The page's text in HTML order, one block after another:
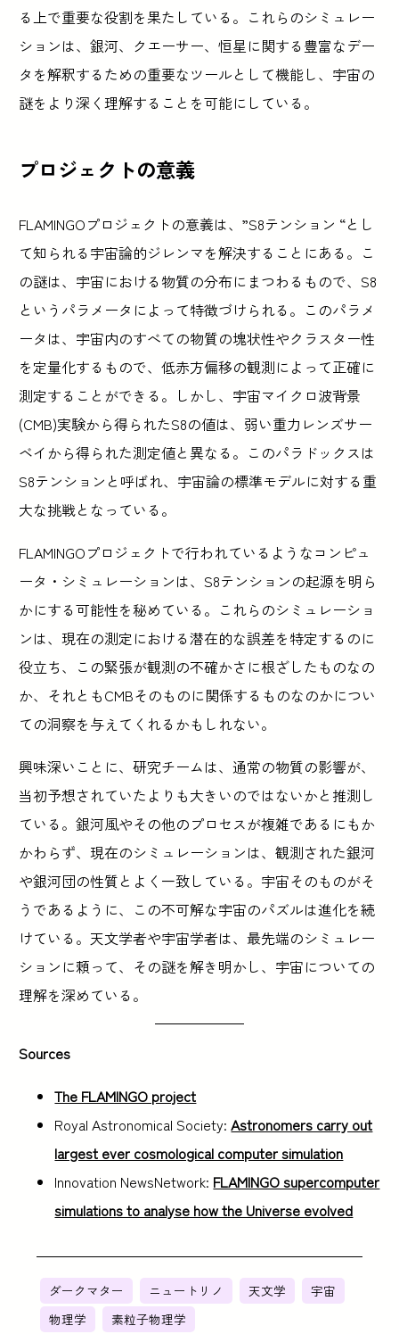
る上で重要な役割を果たしている。これらのシミュレー
ションは、銀河、クエーサー、恒星に関する豊富なデー
タを解釈するための重要なツールとして機能し、宇宙の
謎をより深く理解することを可能にしている。
プロジェクトの意義
FLAMINGOプロジェクトの意義は、”S8テンション “とし
て知られる宇宙論的ジレンマを解決することにある。こ
の謎は、宇宙における物質の分布にまつわるもので、S8
というパラメータによって特徴づけられる。このパラメ
ータは、宇宙内のすべての物質の塊状性やクラスター性
を定量化するもので、低赤方偏移の観測によって正確に
測定することができる。しかし、宇宙マイクロ波背景
(CMB)実験から得られたS8の値は、弱い重力レンズサー
ベイから得られた測定値と異なる。このパラドックスは
S8テンションと呼ばれ、宇宙論の標準モデルに対する重
大な挑戦となっている。
FLAMINGOプロジェクトで行われているようなコンピュ
ータ・シミュレーションは、S8テンションの起源を明ら
かにする可能性を秘めている。これらのシミュレーショ
ンは、現在の測定における潜在的な誤差を特定するのに
役立ち、この緊張が観測の不確かさに根ざしたものなの
か、それともCMBそのものに関係するものなのかについ
ての洞察を与えてくれるかもしれない。
興味深いことに、研究チームは、通常の物質の影響が、
当初予想されていたよりも大きいのではないかと推測し
ている。銀河風やその他のプロセスが複雑であるにもか
かわらず、現在のシミュレーションは、観測された銀河
や銀河団の性質とよく一致している。宇宙そのものがそ
うであるように、この不可解な宇宙のパズルは進化を続
けている。天文学者や宇宙学者は、最先端のシミュレー
ションに頼って、その謎を解き明かし、宇宙についての
理解を深めている。
Sources
The FLAMINGO project
Royal Astronomical Society:Astronomers carry out
largest ever cosmological computer simulation
Innovation NewsNetwork: FLAMINGO supercomputer
simulations to analyse how the Universe evolved
ダークマター ニュートリノ 天文学
宇宙
物理学
素粒子物理学